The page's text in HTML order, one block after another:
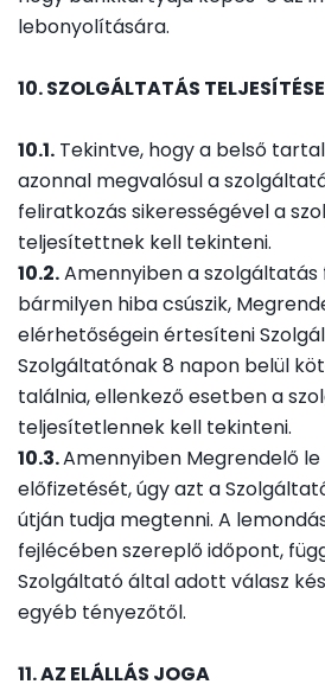
lebonyolítására.
10. SZOLGÁLTATÁS TELJESÍTÉSE
10.1. Tekintve, hogy a belső
azonnal megvalósul a
feliratkozás sikerességével a
teljesítettnek kell tekinteni.
10.2.Amennyiben a
bármilyen hiba csúszik,
elérhetőségein értesíteni
Szolgáltatónak 8 napon belül
találnia, ellenkező esetben a
teljesítetlennek kell tekinteni.
10.3.Amennyiben Megrendelő
előfizetését, úgy azt a
útján tudja megtenni. A
fejlécében szereplő időpont,
Szolgáltató által adott válasz
egyéb tényezőtől.
11. AZ ELÁLLÁS JOGA